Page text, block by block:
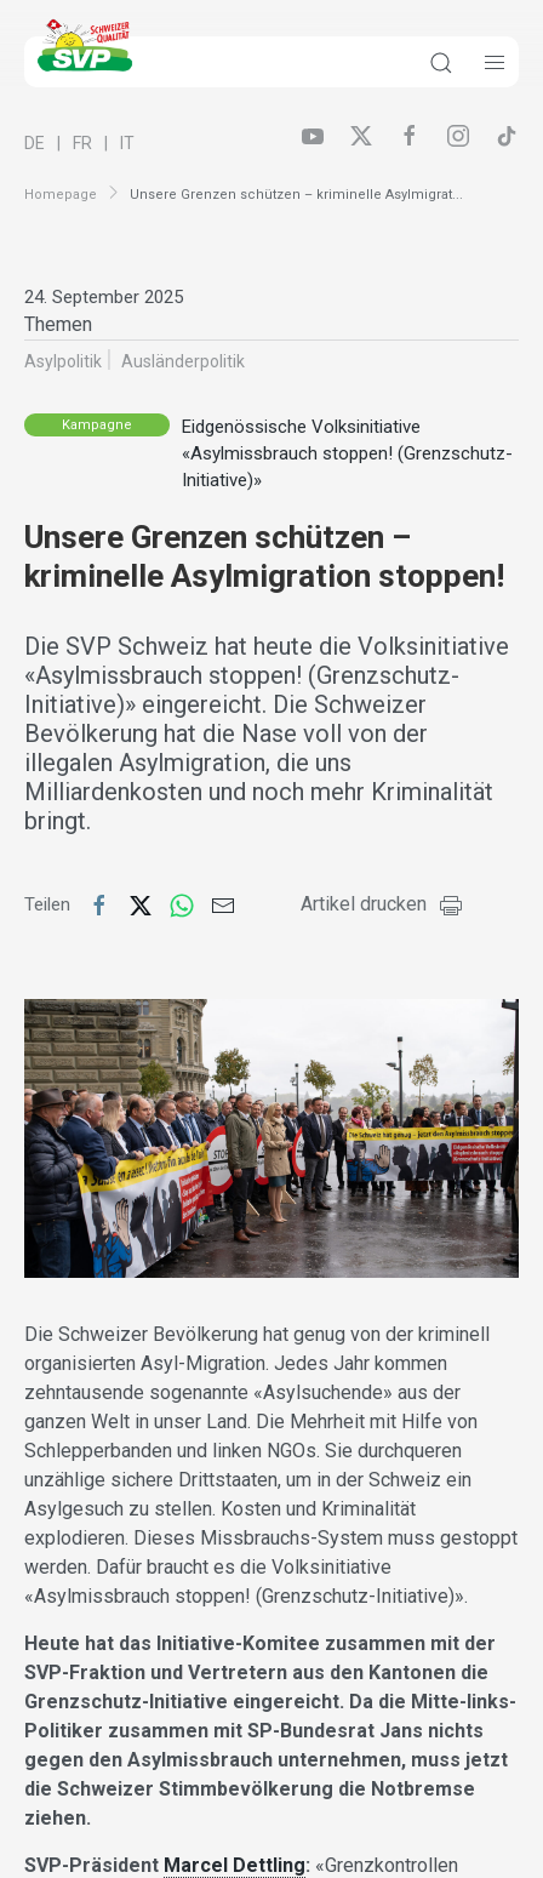
Homepage Unsere Grenzen schützen – kriminelle Asylmigrat...
DE FR IT
24. September 2025
Themen
Asylpolitik Ausländer­politik
Kampagne
Eidgenössische Volksinitiative
«Asylmissbrauch stoppen! (Grenzschutz-
Initiative)»
Unsere Grenzen schützen –
kriminelle Asylmigration stoppen!
Die SVP Schweiz hat heute die Volksinitiative
«Asylmissbrauch stoppen! (Grenzschutz-
Initiative)» eingereicht. Die Schweizer
Bevölkerung hat die Nase voll von der
illegalen Asylmigration, die uns
Milliardenkosten und noch mehr Kriminalität
bringt.
Teilen Artikel drucken
Die Schweizer Bevölkerung hat genug von der kriminell
organisierten Asyl-Migration. Jedes Jahr kommen
zehntausende sogenannte «Asylsuchende» aus der
ganzen Welt in unser Land. Die Mehrheit mit Hilfe von
Schlepperbanden und linken NGOs. Sie durchqueren
unzählige sichere Drittstaaten, um in der Schweiz ein
Asylgesuch zu stellen. Kosten und Kriminalität
explodieren. Dieses Missbrauchs-System muss gestoppt
werden. Dafür braucht es die Volksinitiative
«Asylmissbrauch stoppen! (Grenzschutz-Initiative)».
Heute hat das Initiative-Komitee zusammen mit der
SVP-Fraktion und Vertretern aus den Kantonen die
Grenzschutz-Initiative eingereicht. Da die Mitte-links-
Politiker zusammen mit SP-Bundesrat Jans nichts
gegen den Asylmissbrauch unternehmen, muss jetzt
die Schweizer Stimmbevölkerung die Notbremse
ziehen.
SVP-Präsident Marcel Dettling: «Grenzkontrollen